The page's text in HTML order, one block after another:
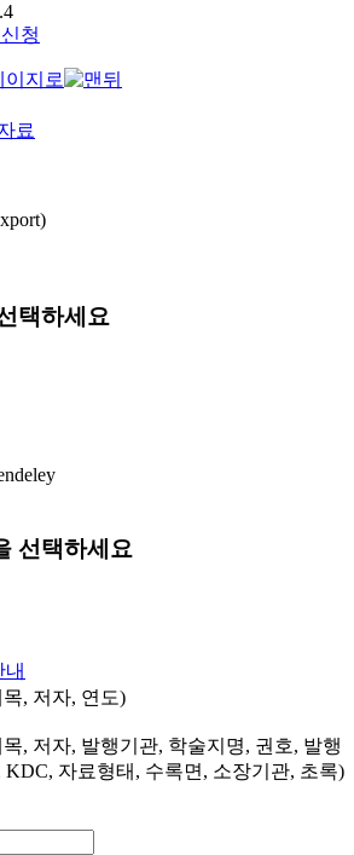
청
료
택하세요
선택하세요
, 저자, 연도)
, 저자, 발행기관, 학술지명, 권호, 발행
KDC, 자료형태, 수록면, 소장기관, 초록)